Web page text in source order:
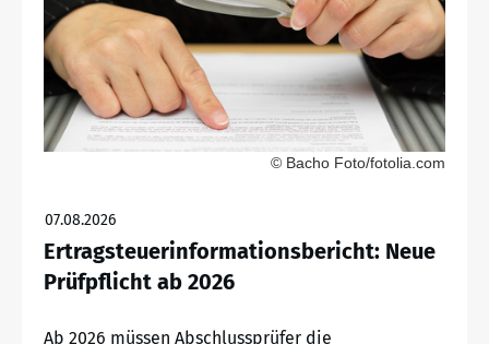
© Bacho Foto/fotolia.com
07.08.2026
Ertragsteuerinformationsbericht: Neue
Prüfpflicht ab 2026
Ab 2026 müssen Abschlussprüfer die